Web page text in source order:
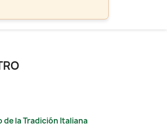
la Tradición Italiana